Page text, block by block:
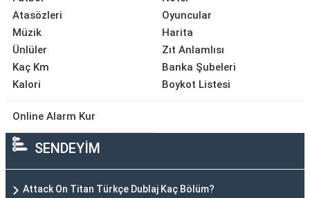
Atasözleri
Müzik
Ünlüler
Kaç Km
Kalori
Oyuncular
Harita
Zıt Anlamlısı
Banka Şubeleri
Boykot Listesi
Online Alarm Kur
SENDEYİM
Attack On Titan Türkçe Dublaj Kaç Bölüm?